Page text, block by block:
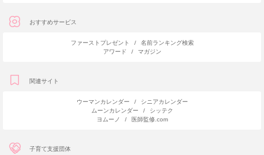
おすすめサービス
ファーストプレゼント /
名前ランキング検索
アワード
/ マガジン
関連サイト
ウーマンカレンダー /
シニアカレンダー
ムーンカレンダー
/
シッテク
ヨムーノ
/ 医師監修.com
子育て支援団体